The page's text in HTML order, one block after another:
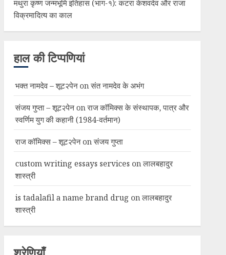
मथुरा कृष्ण जन्मभूमि इतिहास (भाग-१): कटरा केशवदेव और राजा
विक्रमादित्य का काल
हाल की टिप्पणियां
भक्त नामदेव – शूट२पेनonसंत नामदेव के अभंग
संजय गुप्ता – शूट२पेनonराज कॉमिक्स के संस्थापक, पात्र और
स्वर्णिम युग की कहानी (1984-वर्तमान)
राज कॉमिक्स – शूट२पेनonसंजय गुप्ता
custom writing essays services onलालबहादुर
शास्त्री
is tadalafil a name brand drug onलालबहादुर
शास्त्री